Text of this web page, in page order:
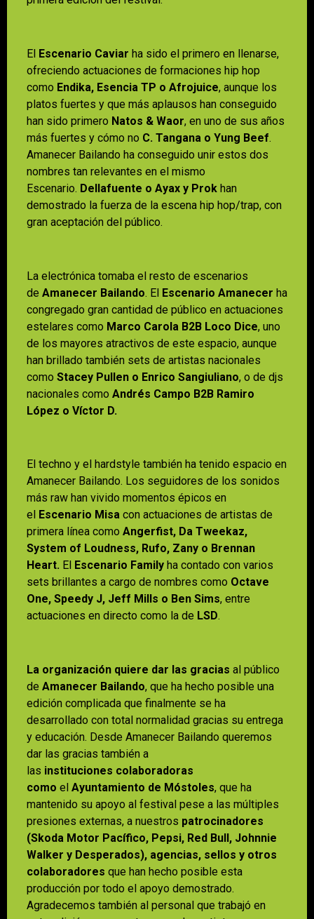
El Escenario Caviar ha sido el primero en llenarse,
ofreciendo actuaciones de formaciones hip hop
como Endika, Esencia TP o Afrojuice, aunque los
platos fuertes y que más aplausos han conseguido
han sido primero Natos & Waor, en uno de sus años
más fuertes y cómo no C. Tangana o Yung Beef.
Amanecer Bailando ha conseguido unir estos dos
nombres tan relevantes en el mismo
Escenario. Dellafuente o Ayax y Prok han
demostrado la fuerza de la escena hip hop/trap, con
gran aceptación del público.
La electrónica tomaba el resto de escenarios
de Amanecer Bailando. El Escenario Amanecer ha
congregado gran cantidad de público en actuaciones
estelares como Marco Carola B2B Loco Dice, uno
de los mayores atractivos de este espacio, aunque
han brillado también sets de artistas nacionales
como Stacey Pullen o Enrico Sangiuliano, o de djs
nacionales como Andrés Campo B2B Ramiro
López o Víctor D.
El techno y el hardstyle también ha tenido espacio en
Amanecer Bailando. Los seguidores de los sonidos
más raw han vivido momentos épicos en
el
Escenario Misa con actuaciones de artistas de
primera línea como Angerfist, Da Tweekaz,
System of Loudness, Rufo, Zany o Brennan
Heart. El Escenario Family ha contado con varios
sets brillantes a cargo de nombres como Octave
One, Speedy J, Jeff Mills o Ben Sims, entre
actuaciones en directo como la de LSD.
La organización quiere dar las gracias al público
de Amanecer Bailando, que ha hecho posible una
edición complicada que finalmente se ha
desarrollado con total normalidad gracias su entrega
y educación. Desde Amanecer Bailando queremos
dar las gracias también a
las instituciones colaboradoras
como el Ayuntamiento de Móstoles, que ha
mantenido su apoyo al festival pese a las múltiples
presiones externas, a nuestros patrocinadores
(Skoda Motor Pacífico, Pepsi, Red Bull, Johnnie
Walker y Desperados), agencias, sellos y otros
colaboradores que han hecho posible esta
producción por todo el apoyo demostrado.
Agradecemos también al personal que trabajó en